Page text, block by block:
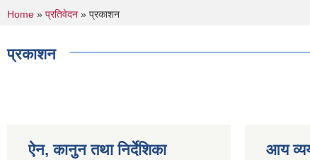
You are here
Home » प्रतिवेदन » प्रकाशन
प्रकाशन
ऐन, कानुन तथा निर्देशिका आय